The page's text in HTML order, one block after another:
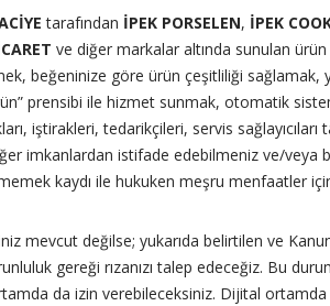
tarafından İPEK PORSELEN, İPEK
ve diğer markalar altında sunulan
beğeninize göre ürün çeşitliliği sağlamak,
prensibi ile hizmet sunmak, otomatik
iştirakleri, tedarikçileri, servis sağlayıcıları
imkanlardan istifade edebilmeniz ve/
kaydı ile hukuken meşru menfaatler
mevcut değilse; yukarıda belirtilen ve
gereği rızanızı talep edeceğiz. Bu
da izin verebileceksiniz. Dijital ortamda